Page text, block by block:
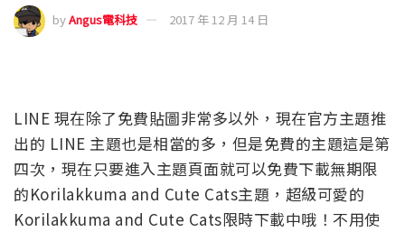
byAngus電科技 2017 年 12 月 14 日
LINE 現在除了免費貼圖非常多以外，現在官方主題推
出的 LINE 主題也是相當的多，但是免費的主題這是第
四次，現在只要進入主題頁面就可以免費下載無期限
的Korilakkuma and Cute Cats主題，超級可愛的
Korilakkuma and Cute Cats限時下載中哦！不用使